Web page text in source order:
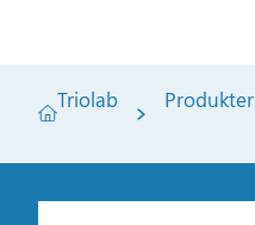
Triolab Produkter